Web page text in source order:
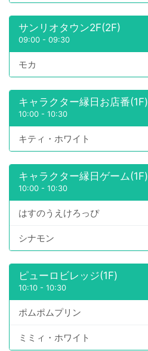
サンリオタウン2F(2F)
09:00 - 09:30
モカ
キャラクター縁日お店番(1F)
10:00 - 10:30
キティ・ホワイト
キャラクター縁日ゲーム(1F)
10:00 - 10:30
はすのうえけろっぴ
シナモン
ピューロビレッジ(1F)
10:10 - 10:30
ポムポムプリン
ミミィ・ホワイト